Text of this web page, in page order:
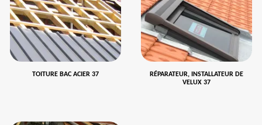
TOITURE BAC ACIER 37
RÉPARATEUR, INSTALLATEUR DE
VELUX 37